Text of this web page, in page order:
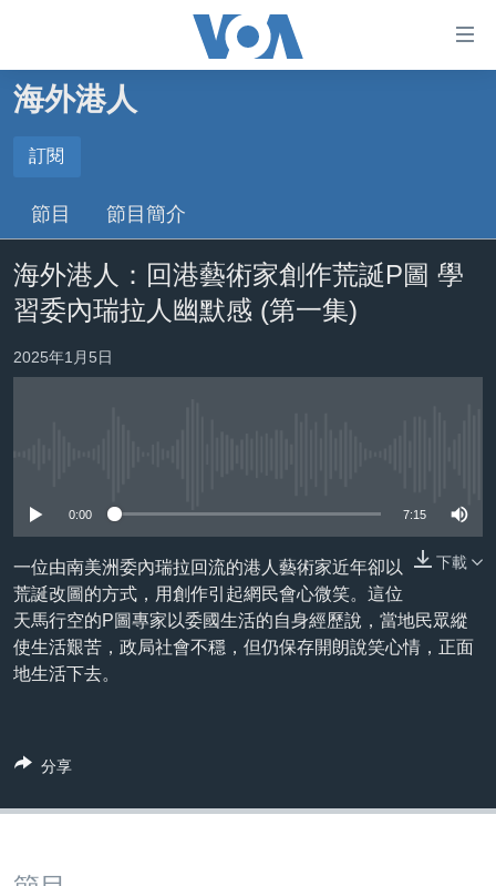
礙
鏈
到
內
容
轉
到
檢
索
主頁
美國大選2024
台灣
美中關係
海外港人
新聞自由
國際
經貿
視頻
每日視頻新聞
VOA 60秒 (國際)
視頻存檔
音頻
時事經緯
海外港人
建國史話
關注我們
海外港人
訂閱
Spotify
YouTube
節目 節目簡介
海外港人：回港藝術家創作荒誕P圖 學
習委內瑞拉人幽默感 (第一集)
2025年1月5日
0:00 7:15
下載
一位由南美洲委內瑞拉回流的港人藝術家近年卻以
荒誕改圖的方式，用創作引起網民會心微笑。這位
天馬行空的P圖專家以委國生活的自身經歷說，當地民眾縱
使生活艱苦，政局社會不穩，但仍保存開朗說笑心情，正面
地生活下去。
分享